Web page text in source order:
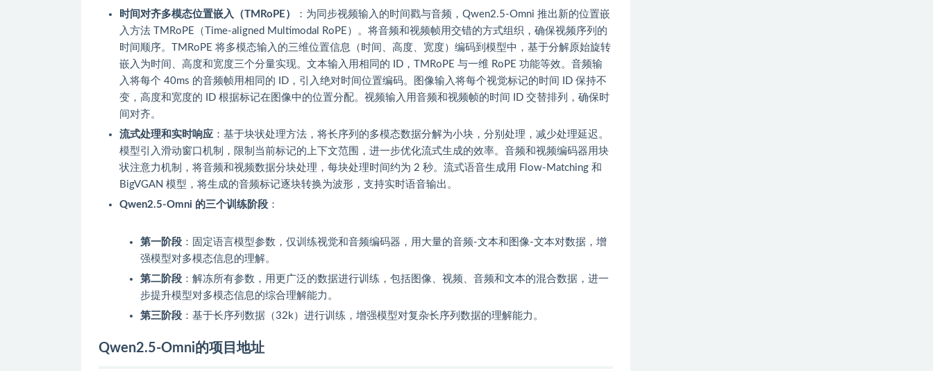
时间对齐多模态位置嵌入（TMRoPE）
：为同步视频输入的时间戳与音频，Qwen2.5-Omni 推出新的位置嵌
入方法 TMRoPE（Time-aligned Multimodal RoPE）。将音频和视频帧用交错的方式组织，确保视频序列的
时间顺序。TMRoPE 将多模态输入的三维位置信息（时间、高度、宽度）编码到模型中，基于分解原始旋转
嵌入为时间、高度和宽度三个分量实现。文本输入用相同的 ID，TMRoPE 与一维 RoPE 功能等效。音频输
入将每个 40ms 的音频帧用相同的 ID，引入绝对时间位置编码。图像输入将每个视觉标记的时间 ID 保持不
变，高度和宽度的 ID 根据标记在图像中的位置分配。视频输入用音频和视频帧的时间 ID 交替排列，确保时
间对齐。
流式处理和实时响应 ：基于块状处理方法，将长序列的多模态数据分解为小块，分别处理，减少处理延迟。
模型引入滑动窗口机制，限制当前标记的上下文范围，进一步优化流式生成的效率。音频和视频编码器用块
状注意力机制，将音频和视频数据分块处理，每块处理时间约为 2 秒。流式语音生成用 Flow-Matching 和
BigVGAN 模型，将生成的音频标记逐块转换为波形，支持实时语音输出。
Qwen2.5-Omni 的三个训练阶段 ：
第一阶段 ：固定语言模型参数，仅训练视觉和音频编码器，用大量的音频-文本和图像-文本对数据，增
强模型对多模态信息的理解。
第二阶段 ：解冻所有参数，用更广泛的数据进行训练，包括图像、视频、音频和文本的混合数据，进一
步提升模型对多模态信息的综合理解能力。
第三阶段 ：基于长序列数据（32k）进行训练，增强模型对复杂长序列数据的理解能力。
Qwen2.5-Omni的项目地址